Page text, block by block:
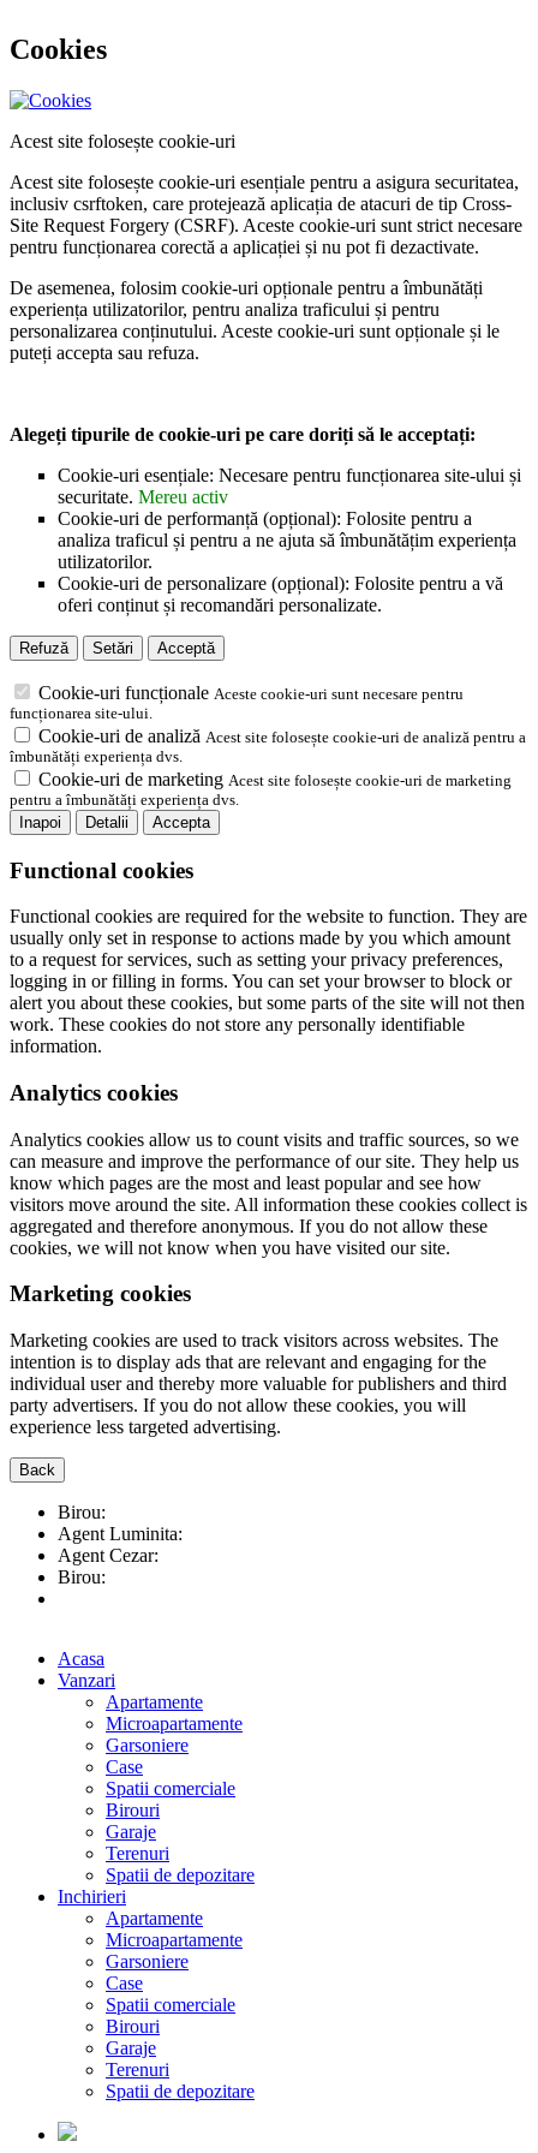
Cookies
Acest site folosește cookie-uri
Acest site folosește cookie-uri esențiale pentru a asigura securitatea,
inclusiv csrftoken, care protejează aplicația de atacuri de tip Cross-
Site Request Forgery (CSRF). Aceste cookie-uri sunt strict necesare
pentru funcționarea corectă a aplicației și nu pot fi dezactivate.
De asemenea, folosim cookie-uri opționale pentru a îmbunătăți
experiența utilizatorilor, pentru analiza traficului și pentru
personalizarea conținutului. Aceste cookie-uri sunt opționale și le
puteți accepta sau refuza.
Alegeți tipurile de cookie-uri pe care doriți să le acceptați:
Cookie-uri esențiale: Necesare pentru funcționarea site-ului și
securitate. Mereu activ
Cookie-uri de performanță (opțional): Folosite pentru a
analiza traficul și pentru a ne ajuta să îmbunătățim experiența
utilizatorilor.
Cookie-uri de personalizare (opțional): Folosite pentru a vă
oferi conținut și recomandări personalizate.
Refuză Setări Acceptă
Cookie-uri funcționale Aceste cookie-uri sunt necesare pentru
funcționarea site-ului.
Cookie-uri de analiză Acest site folosește cookie-uri de analiză pentru a
îmbunătăți experiența dvs.
Cookie-uri de marketing Acest site folosește cookie-uri de marketing
pentru a îmbunătăți experiența dvs.
Inapoi
Detalii Accepta
Functional cookies
Functional cookies are required for the website to function. They are
usually only set in response to actions made by you which amount
to a request for services, such as setting your privacy preferences,
logging in or filling in forms. You can set your browser to block or
alert you about these cookies, but some parts of the site will not then
work. These cookies do not store any personally identifiable
information.
Analytics cookies
Analytics cookies allow us to count visits and traffic sources, so we
can measure and improve the performance of our site. They help us
know which pages are the most and least popular and see how
visitors move around the site. All information these cookies collect is
aggregated and therefore anonymous. If you do not allow these
cookies, we will not know when you have visited our site.
Marketing cookies
Marketing cookies are used to track visitors across websites. The
intention is to display ads that are relevant and engaging for the
individual user and thereby more valuable for publishers and third
party advertisers. If you do not allow these cookies, you will
experience less targeted advertising.
Back
Birou:
Agent Luminita:
Agent Cezar:
Birou:
Acasa
Vanzari
Apartamente
Microapartamente
Garsoniere
Case
Spatii comerciale
Birouri
Garaje
Terenuri
Spatii de depozitare
Inchirieri
Apartamente
Microapartamente
Garsoniere
Case
Spatii comerciale
Birouri
Garaje
Terenuri
Spatii de depozitare